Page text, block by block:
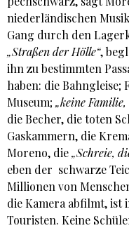
niederländischen
Gang durch den
„Straßen der Hölle“,
ihn zu bestimmten
haben: die
Museum; „keine
die Becher, die toten
Gaskammern, die
Moreno, die„Schreie,
eben der schwarze
Millionen von
die Kamera abfilmt, ist
Touristen. Keine